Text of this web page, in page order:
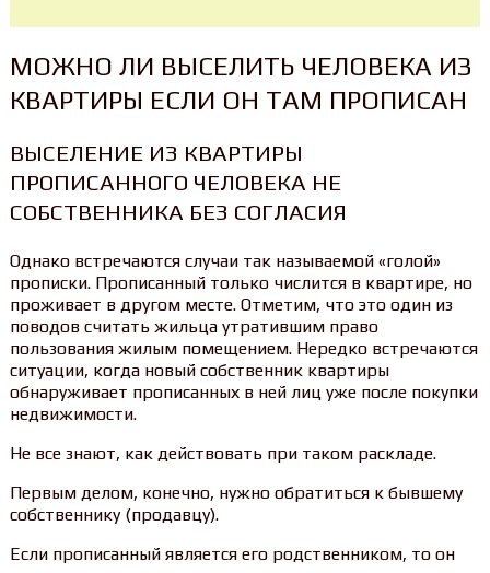
МОЖНО ЛИ ВЫСЕЛИТЬ ЧЕЛОВЕКА ИЗ
КВАРТИРЫ ЕСЛИ ОН ТАМ ПРОПИСАН
ВЫСЕЛЕНИЕ ИЗ КВАРТИРЫ
ПРОПИСАННОГО ЧЕЛОВЕКА НЕ
СОБСТВЕННИКА БЕЗ СОГЛАСИЯ
Однако встречаются случаи так называемой «голой»
прописки. Прописанный только числится в квартире, но
проживает в другом месте. Отметим, что это один из
поводов считать жильца утратившим право
пользования жилым помещением. Нередко встречаются
ситуации, когда новый собственник квартиры
обнаруживает прописанных в ней лиц уже после покупки
недвижимости.
Не все знают, как действовать при таком раскладе.
Первым делом, конечно, нужно обратиться к бывшему
собственнику (продавцу).
Если прописанный является его родственником, то он